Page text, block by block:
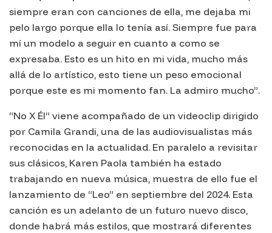
siempre eran con canciones de ella, me dejaba mi
pelo largo porque ella lo tenía así. Siempre fue para
mí un modelo a seguir en cuanto a como se
expresaba. Esto es un hito en mi vida, mucho más
allá de lo artístico, esto tiene un peso emocional
porque este es mi momento fan. La admiro mucho”.
“No X Él” viene acompañado de un videoclip dirigido
por Camila Grandi, una de las audiovisualistas más
reconocidas en la actualidad. En paralelo a revisitar
sus clásicos, Karen Paola también ha estado
trabajando en nueva música, muestra de ello fue el
lanzamiento de “Leo” en septiembre del 2024. Esta
canción es un adelanto de un futuro nuevo disco,
donde habrá más estilos, que mostrará diferentes